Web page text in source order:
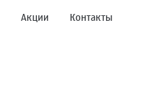
Акции Контакты